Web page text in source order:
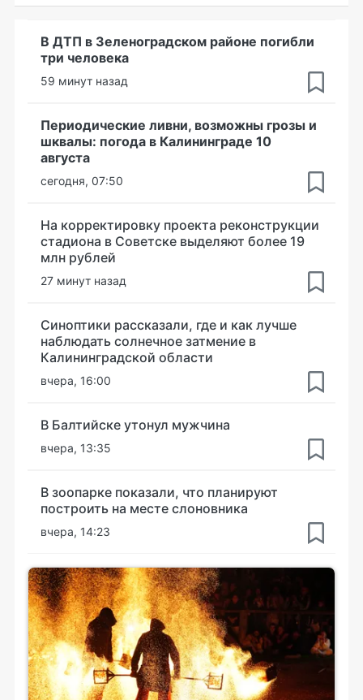
В ДТП в Зеленоградском районе погибли
три человека
59 минут назад
Периодические ливни, возможны грозы и
шквалы: погода в Калининграде 10
августа
сегодня, 07:50
На корректировку проекта реконструкции
стадиона в Советске выделяют более 19
млн рублей
27 минут назад
Синоптики рассказали, где и как лучше
наблюдать солнечное затмение в
Калининградской области
вчера, 16:00
В Балтийске утонул мужчина
вчера, 13:35
В зоопарке показали, что планируют
построить на месте слоновника
вчера, 14:23